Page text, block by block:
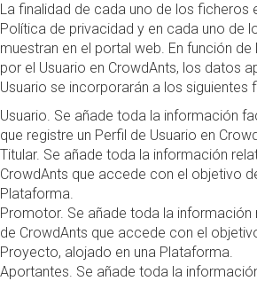
La finalidad de cada uno de los ficheros
Política de privacidad y en cada uno de
muestran en el portal web. En función
por el Usuario en CrowdAnts, los datos
Usuario se incorporarán a los siguientes
Usuario. Se añade toda la información
que registre un Perfil de Usuario en
Titular. Se añade toda la información
CrowdAnts que accede con el objetivo
Plataforma.
Promotor. Se añade toda la información
de CrowdAnts que accede con el
Proyecto, alojado en una Plataforma.
Aportantes. Se añade toda la